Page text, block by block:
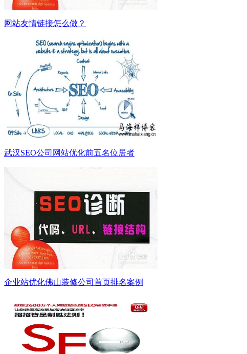
网站友情链接怎么做？
武汉SEO公司网站优化前五名位居者
企业站优化佛山装修公司首页排名案例